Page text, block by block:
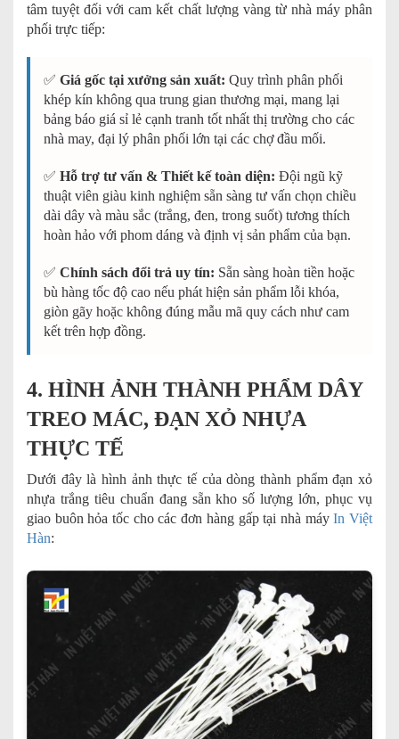
tâm tuyệt đối với cam kết chất lượng vàng từ nhà máy phân
phối trực tiếp:
✅ Giá gốc tại xưởng sản xuất: Quy trình phân phối
khép kín không qua trung gian thương mại, mang lại
bảng báo giá sỉ lẻ cạnh tranh tốt nhất thị trường cho các
nhà may, đại lý phân phối lớn tại các chợ đầu mối.
✅ Hỗ trợ tư vấn & Thiết kế toàn diện: Đội ngũ kỹ
thuật viên giàu kinh nghiệm sẵn sàng tư vấn chọn chiều
dài dây và màu sắc (trắng, đen, trong suốt) tương thích
hoàn hảo với phom dáng và định vị sản phẩm của bạn.
✅ Chính sách đổi trả uy tín: Sẵn sàng hoàn tiền hoặc
bù hàng tốc độ cao nếu phát hiện sản phẩm lỗi khóa,
giòn gãy hoặc không đúng mẫu mã quy cách như cam
kết trên hợp đồng.
4. HÌNH ẢNH THÀNH PHẨM DÂY
TREO MÁC, ĐẠN XỎ NHỰA
THỰC TẾ
Dưới đây là hình ảnh thực tế của dòng thành phẩm đạn xỏ
nhựa trắng tiêu chuẩn đang sẵn kho số lượng lớn, phục vụ
giao buôn hỏa tốc cho các đơn hàng gấp tại nhà máyIn Việt
Hàn: